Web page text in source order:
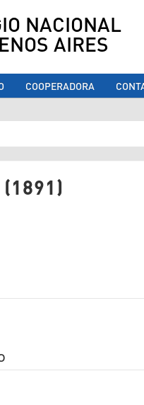
NACIONAL
AIRES
COOPERADORA
aquí